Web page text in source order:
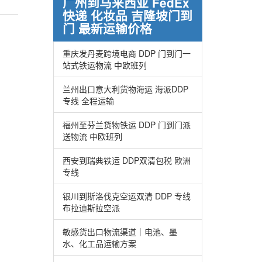
快递 化妆品 吉隆坡门到
门 最新运输价格
重庆发丹麦跨境电商 DDP 门到门一
站式铁运物流 中欧班列
兰州出口意大利货物海运 海派DDP
专线 全程运输
福州至芬兰货物铁运 DDP 门到门派
送物流 中欧班列
西安到瑞典铁运 DDP双清包税 欧洲
专线
银川到斯洛伐克空运双清 DDP 专线
布拉迪斯拉空派
敏感货出口物流渠道｜电池、墨
水、化工品运输方案